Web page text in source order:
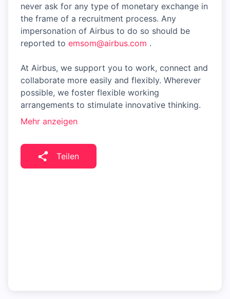
never ask for any type of monetary exchange in
the frame of a recruitment process. Any
impersonation of Airbus to do so should be
reported to emsom@airbus.com .
At Airbus, we support you to work, connect and
collaborate more easily and flexibly. Wherever
possible, we foster flexible working
arrangements to stimulate innovative thinking.
Mehr anzeigen
Teilen